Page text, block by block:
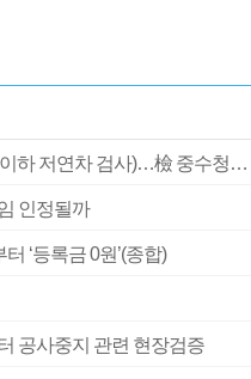
검사 신분 버리고 직급하향(10년 이하 저연차 검사)…檢 중수청행 기피
인정될까
‘등록금 0원’(종합)
공사중지 관련 현장검증